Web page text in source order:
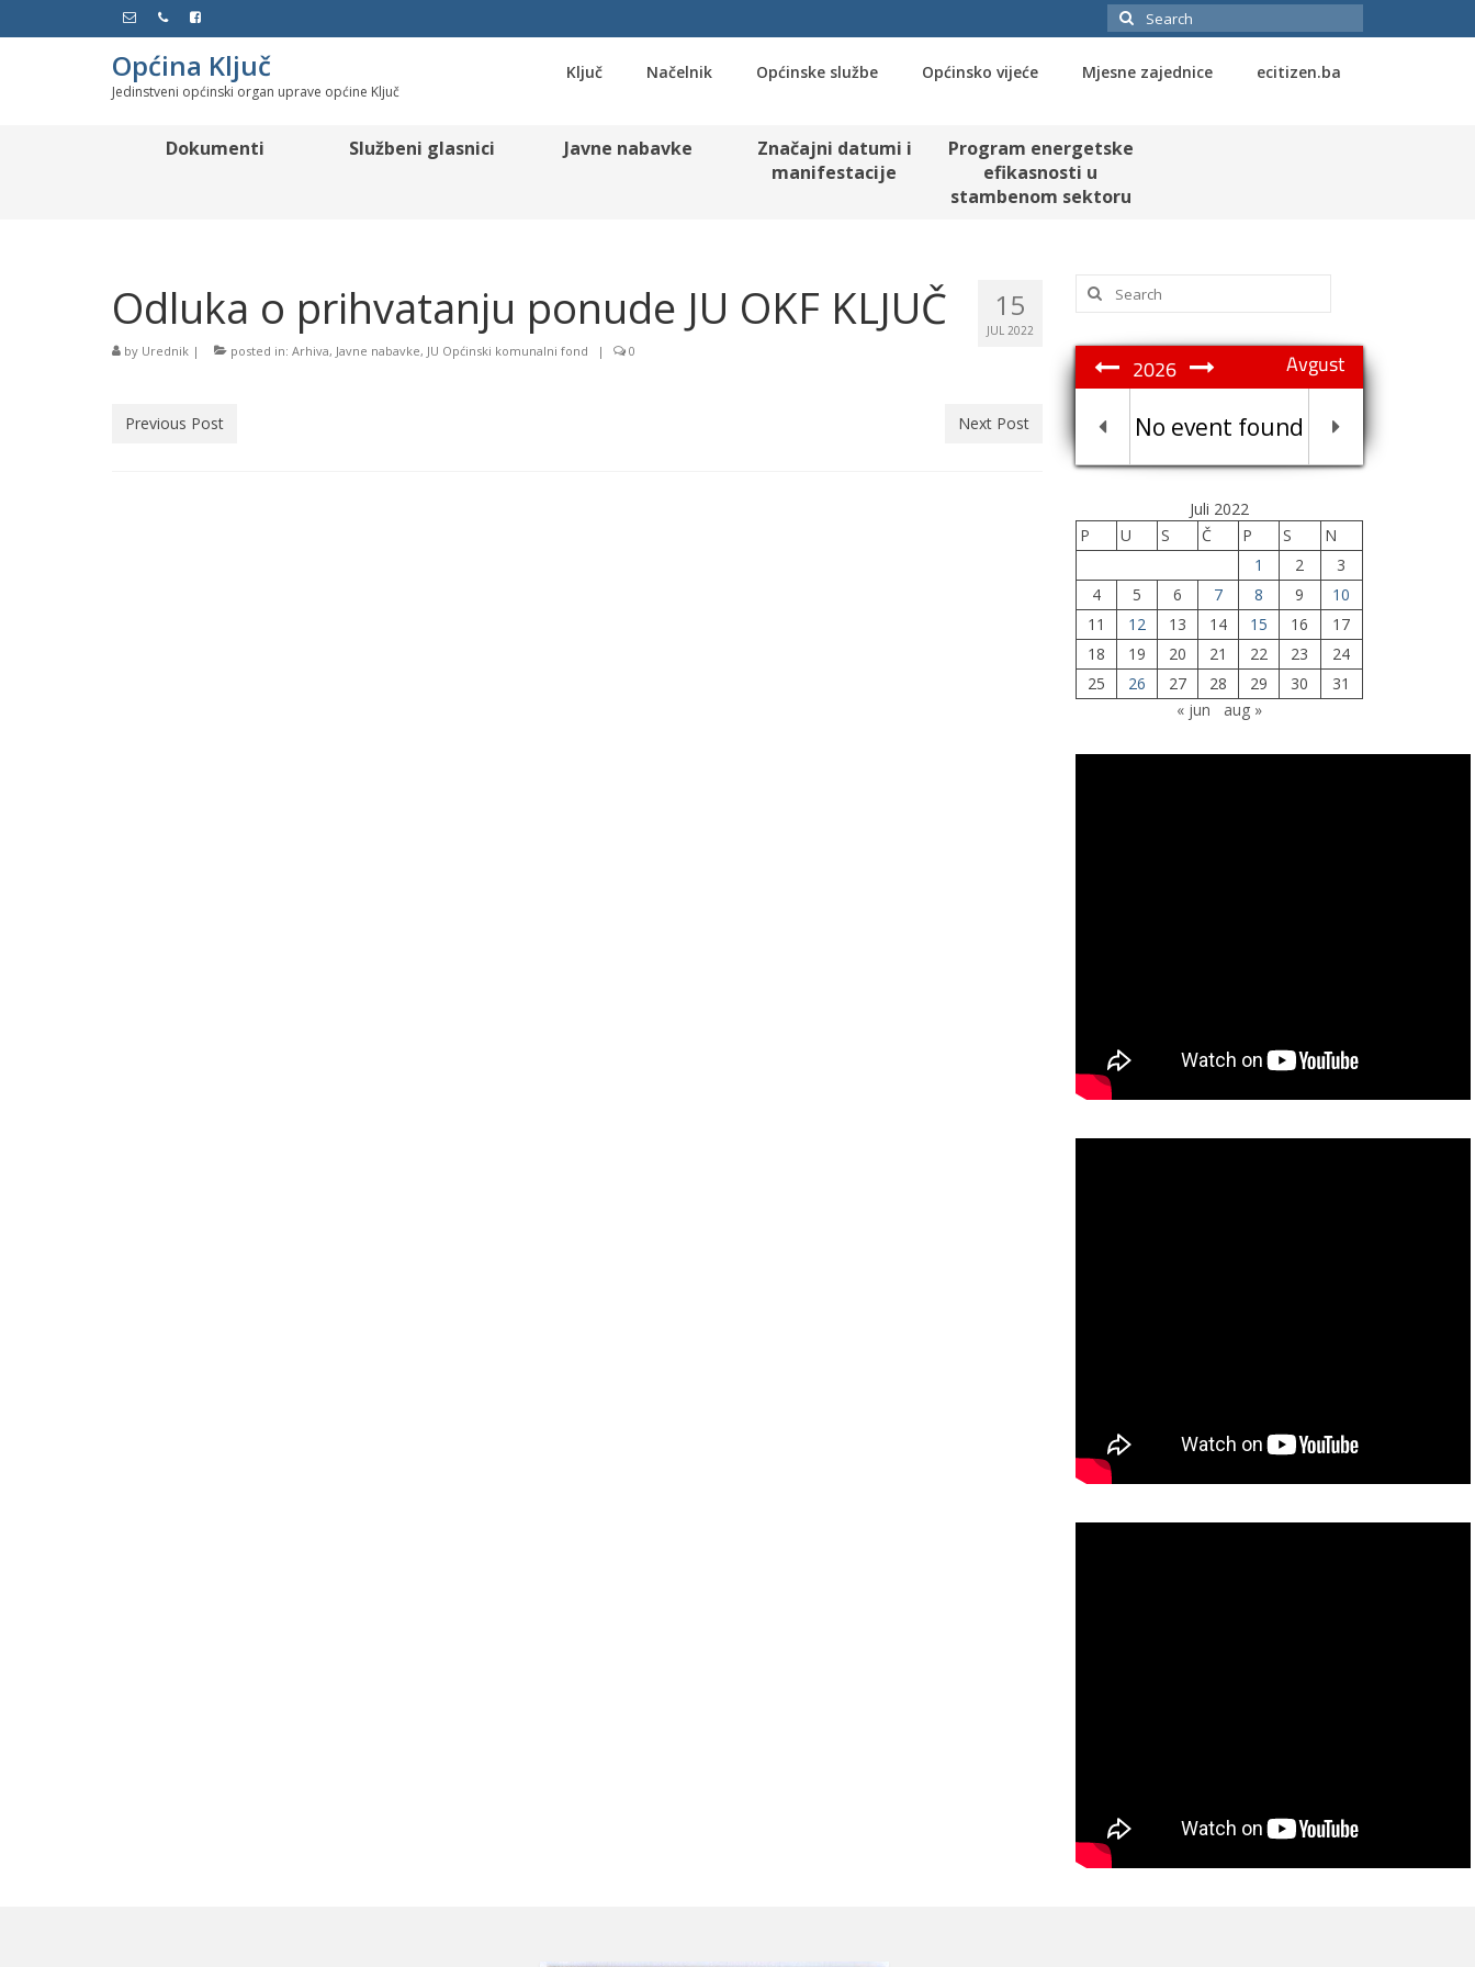
Search
for:
Općina Ključ
Jedinstveni općinski organ uprave općine Ključ
Ključ Načelnik Općinske službe Općinsko vijeće Mjesne zajednice ecitizen.ba
Dokumenti Službeni glasnici Javne nabavke
Značajni datumi i
manifestacije
Program energetske
efikasnosti u
stambenom sektoru
15
JUL 2022
Odluka o prihvatanju ponude JU OKF KLJUČ
by Urednik | posted in: Arhiva, Javne nabavke, JU Općinski komunalni fond | 0
Previous Post Next Post
Search
for:
Avgust
2026
No event found
Juli 2022
P
U S Č P S
N
1
2
3
4
5 6 7 8 9
10
11
12 13 14 15 16
17
18
19 20 21 22 23
24
25
26 27 28 29 30
31
« jun
aug »